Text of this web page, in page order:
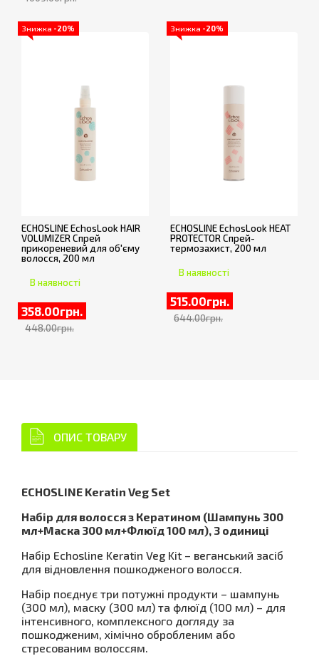
Знижка -20%
ECHOSLINE EchosLook HAIR
VOLUMIZER Спрей
прикореневий для об'єму
волосся, 200 мл
В наявності
358.00грн.
448.00грн.
Знижка -20%
ECHOSLINE EchosLook HEAT
PROTECTOR Спрей-
термозахист, 200 мл
В наявності
515.00грн.
644.00грн.
ОПИС ТОВАРУ
ECHOSLINE Keratin Veg Set
Набір для волосся з Кератином (Шампунь 300
мл+Маска 300 мл+Флюїд 100 мл), 3 одиниці
Набір Echosline Keratin Veg Kit – веганський засіб
для відновлення пошкодженого волосся.
Набір поєднує три потужні продукти – шампунь
(300 мл), маску (300 мл) та флюїд (100 мл) – для
інтенсивного, комплексного догляду за
пошкодженим, хімічно обробленим або
стресованим волоссям.